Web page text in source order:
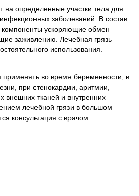
на определенные участки тела для
заболеваний. В состав
компоненты ускоряющие обмен
заживлению. Лечебная грязь
использования.
применять во время беременности; в
при стенокардии, аритмии,
внешних тканей и внутренних
лечебной грязи в большом
консультация с врачом.